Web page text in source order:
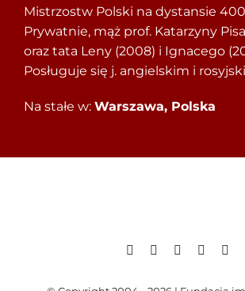
Mistrzostw Polski na dystansie
Prywatnie, mąż prof. Katarzyny
oraz tata Leny (2008) i Ignacego
Posługuje się j. angielskim i
Na stałe w: Warszawa, Polska